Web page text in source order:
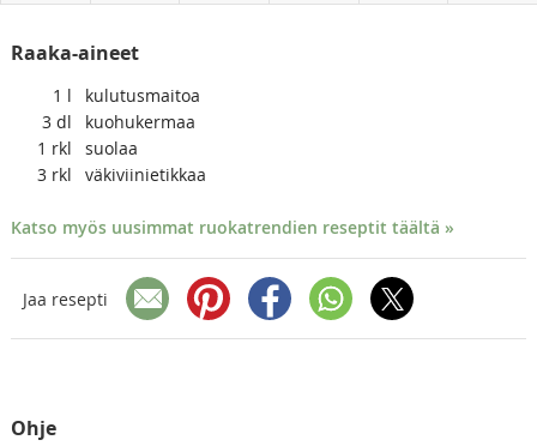
Raaka-aineet
1 l
kulutusmaitoa
3 dl
kuohukermaa
1 rkl
suolaa
3 rkl väkiviinietikkaa
Katso myös uusimmat ruokatrendien reseptit täältä »
Jaa resepti
Ohje